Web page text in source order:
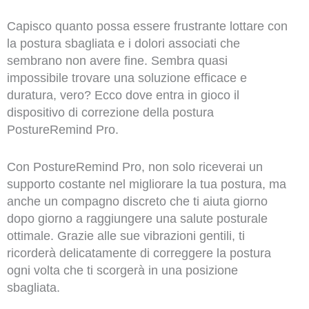
Capisco quanto possa essere frustrante lottare con
la postura sbagliata e i dolori associati che
sembrano non avere fine. Sembra quasi
impossibile trovare una soluzione efficace e
duratura, vero? Ecco dove entra in gioco il
dispositivo di correzione della postura
PostureRemind Pro.
Con PostureRemind Pro, non solo riceverai un
supporto costante nel migliorare la tua postura, ma
anche un compagno discreto che ti aiuta giorno
dopo giorno a raggiungere una salute posturale
ottimale. Grazie alle sue vibrazioni gentili, ti
ricorderà delicatamente di correggere la postura
ogni volta che ti scorgerà in una posizione
sbagliata.